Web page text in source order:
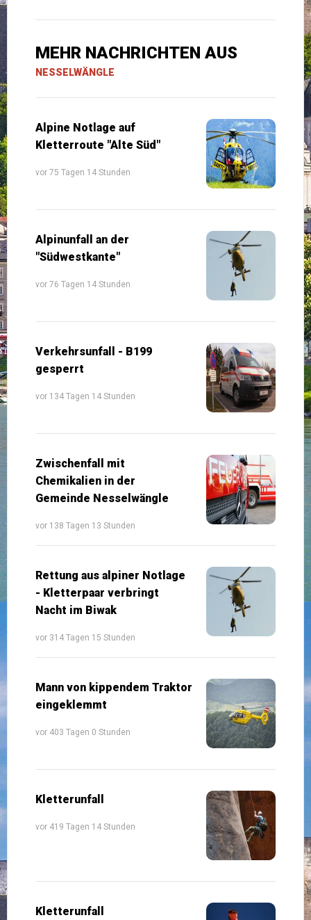
MEHR NACHRICHTEN AUS
NESSELWÄNGLE
Alpine Notlage auf
Kletterroute "Alte Süd"
vor 75 Tagen 14 Stunden
Alpinunfall an der
"Südwestkante"
vor 76 Tagen 14 Stunden
Verkehrsunfall - B199
gesperrt
vor 134 Tagen 14 Stunden
Zwischenfall mit
Chemikalien in der
Gemeinde Nesselwängle
vor 138 Tagen 13 Stunden
Rettung aus alpiner Notlage
- Kletterpaar verbringt
Nacht im Biwak
vor 314 Tagen 15 Stunden
Mann von kippendem Traktor
eingeklemmt
vor 403 Tagen 0 Stunden
Kletterunfall
vor 419 Tagen 14 Stunden
Kletterunfall